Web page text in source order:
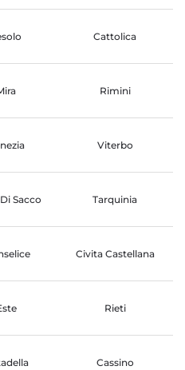
Cattolica
Rimini
Viterbo
Sacco Tarquinia
Civita Castellana
Rieti
Cassino